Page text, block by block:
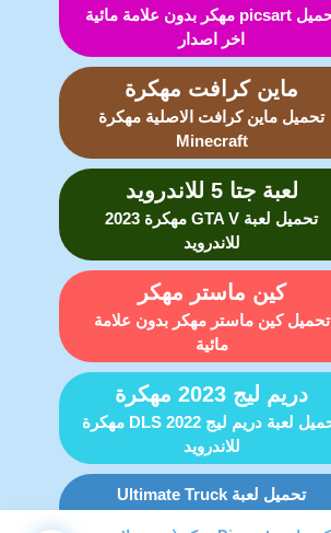
تحميل picsart مهكر بدون علامة مائية
اخر اصدار
ماين كرافت مهكرة
تحميل ماين كرافت الاصلية مهكرة
Minecraft
لعبة جتا 5 للاندرويد
تحميل لعبة GTA V مهكرة 2023
للاندرويد
كين ماستر مهكر
تحميل كين ماستر مهكر بدون علامة
مائية
دريم ليج 2023 مهكرة
تحميل لعبة دريم ليج DLS 2022 مهكرة
للاندرويد
تحميل لعبة Ultimate Truck